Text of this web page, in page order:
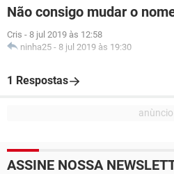
Não consigo mudar o
Cris - 8 jul 2019 às 12:58
ninha25 - 8 jul 2019 às 19:30
1 Respostas
ASSINE NOSSA